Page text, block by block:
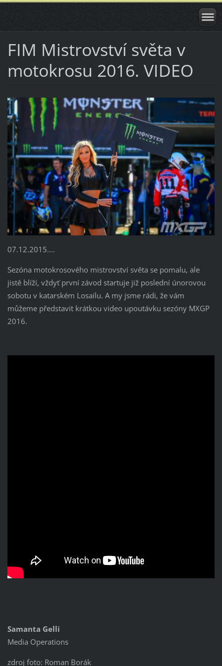
FIM Mistrovství světa v
motokrosu 2016. VIDEO
07.12.2015....
Sezóna motokrosového mistrovství světa se pomalu, ale
jistě blíží, vždyť první závod startuje již poslední únorovou
sobotu v katarském Losailu. A my jsme rádi, že vám
můžeme představit krátkou video upoutávku sezóny MXGP
2016.
Samanta Gelli
Media Operations
zdroj foto: Roman Borák